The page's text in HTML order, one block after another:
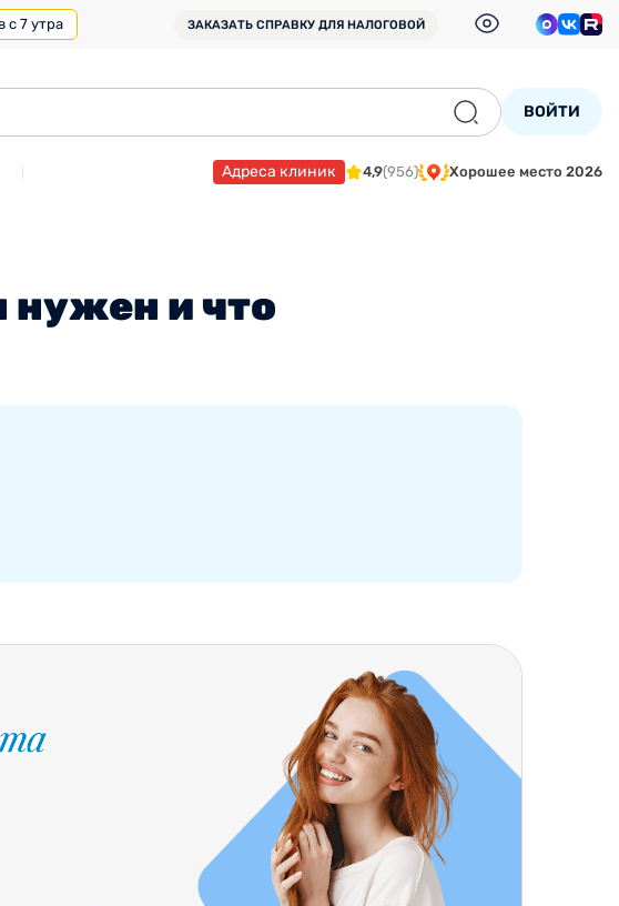
с 7 утра ЗАКАЗАТЬ СПРАВКУ ДЛЯ НАЛОГОВОЙ
ВОЙТИ
Адреса клиник 4,9(956) Хорошее место 2026
нужен и что